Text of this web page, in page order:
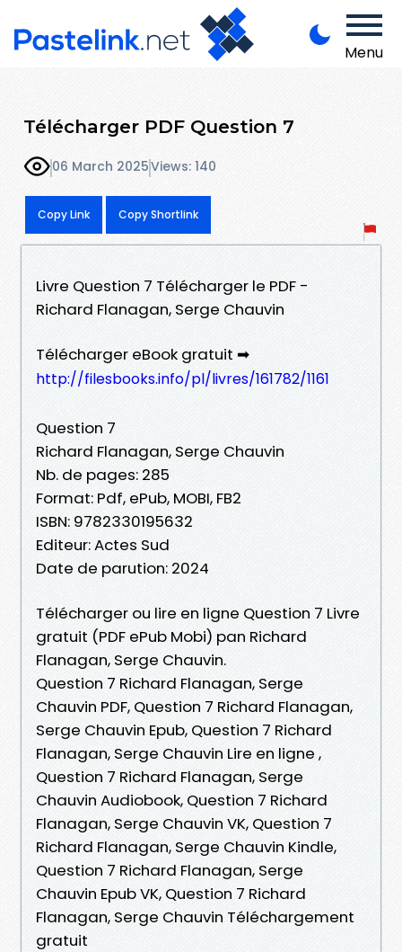
Menu
Télécharger PDF Question 7
06 March 2025Views: 140
Copy Link Copy Shortlink
Livre Question 7 Télécharger le PDF -
Richard Flanagan, Serge Chauvin
Télécharger eBook gratuit ➡
http://filesbooks.info/pl/livres/161782/1161
Question 7
Richard Flanagan, Serge Chauvin
Nb. de pages: 285
Format: Pdf, ePub, MOBI, FB2
ISBN: 9782330195632
Editeur: Actes Sud
Date de parution: 2024
Télécharger ou lire en ligne Question 7 Livre
gratuit (PDF ePub Mobi) pan Richard
Flanagan, Serge Chauvin.
Question 7 Richard Flanagan, Serge
Chauvin PDF, Question 7 Richard Flanagan,
Serge Chauvin Epub, Question 7 Richard
Flanagan, Serge Chauvin Lire en ligne ,
Question 7 Richard Flanagan, Serge
Chauvin Audiobook, Question 7 Richard
Flanagan, Serge Chauvin VK, Question 7
Richard Flanagan, Serge Chauvin Kindle,
Question 7 Richard Flanagan, Serge
Chauvin Epub VK, Question 7 Richard
Flanagan, Serge Chauvin Téléchargement
gratuit